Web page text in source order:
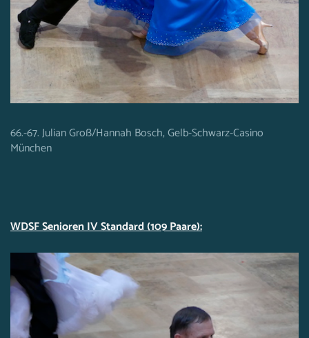
66.-67. Julian Groß/Hannah Bosch, Gelb-Schwarz-Casino
München
WDSF Senioren IV Standard (109 Paare):